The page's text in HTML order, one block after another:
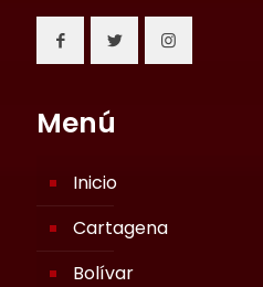
Menú
Inicio
Cartagena
Bolívar